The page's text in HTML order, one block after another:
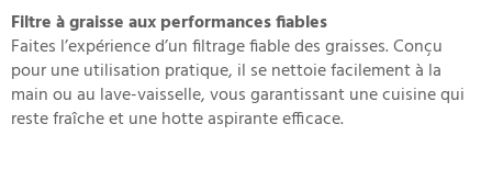
Filtre à graisse aux performances fiables
Faites l’expérience d’un filtrage fiable des graisses. Conçu
pour une utilisation pratique, il se nettoie facilement à la
main ou au lave-vaisselle, vous garantissant une cuisine qui
reste fraîche et une hotte aspirante efficace.